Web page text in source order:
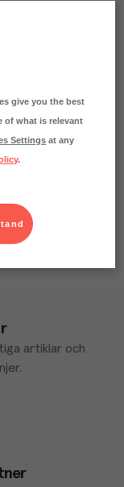
artiklar och
give you the best
of what is relevant
Settings at any
.